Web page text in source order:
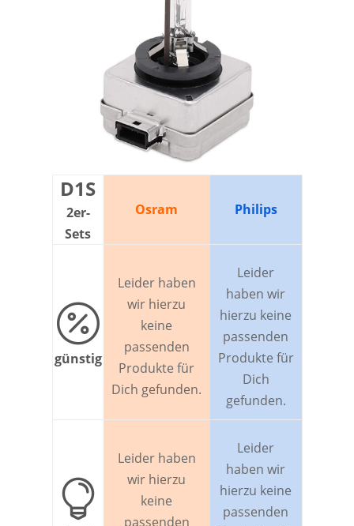
D1S
2er-
Sets
Osram Philips

günstig
Leider haben
wir hierzu
keine
passenden
Produkte für
Dich gefunden.
Leider
haben wir
hierzu keine
passenden
Produkte für
Dich
gefunden.

Leider haben
wir hierzu
keine
passenden
Leider
haben wir
hierzu keine
passenden